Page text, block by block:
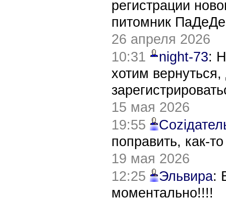
регистрации
питомник
26 апреля 2026
10:31
night-73:
хотим
15 мая 2026
19:55
поправить, как-
19 мая 2026
12:25
Эльвира:
моментально!!!!